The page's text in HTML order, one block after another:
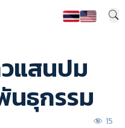
แสนปม
ธุกรรม
15